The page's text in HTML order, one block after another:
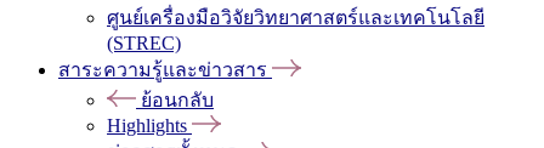
ศูนย์เครื่องมือวิจัยวิทยาศาสตร์และเทคโนโลยี
(STREC)
สาระความรู้และข่าวสาร
ย้อนกลับ
Highlights